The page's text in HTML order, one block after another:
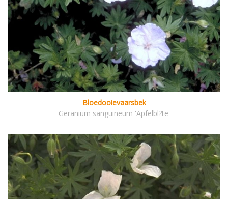
Bloedooievaarsbek
Geranium sanguineum 'Apfelbl?te'